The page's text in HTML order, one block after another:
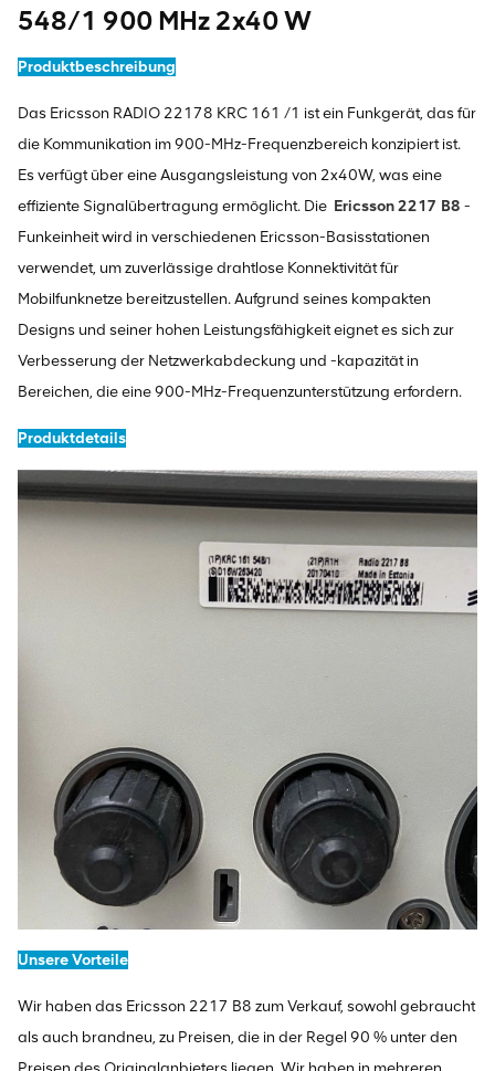
548/1 900 MHz 2x40 W
Produktbeschreibung
Das Ericsson RADIO 22178 KRC 161 /1 ist ein Funkgerät, das für
die Kommunikation im 900-MHz-Frequenzbereich konzipiert ist.
Es verfügt über eine Ausgangsleistung von 2x40W, was eine
effiziente Signalübertragung ermöglicht. Die Ericsson 2217 B8 -
Funkeinheit wird in verschiedenen Ericsson-Basisstationen
verwendet, um zuverlässige drahtlose Konnektivität für
Mobilfunknetze bereitzustellen. Aufgrund seines kompakten
Designs und seiner hohen Leistungsfähigkeit eignet es sich zur
Verbesserung der Netzwerkabdeckung und -kapazität in
Bereichen, die eine 900-MHz-Frequenzunterstützung erfordern.
Produktdetails
Unsere Vorteile
Wir haben das Ericsson 2217 B8 zum Verkauf, sowohl gebraucht
als auch brandneu, zu Preisen, die in der Regel 90 % unter den